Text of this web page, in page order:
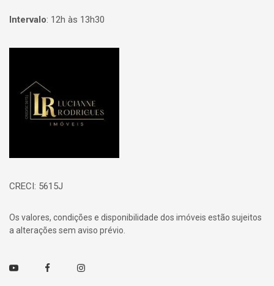
Intervalo: 12h às 13h30
CRECI: 5615J
Os valores, condições e disponibilidade dos imóveis estão sujeitos
a alterações sem aviso prévio.
Youtube FacebookInstagram